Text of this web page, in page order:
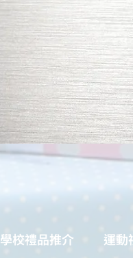
學校禮品推介 運動